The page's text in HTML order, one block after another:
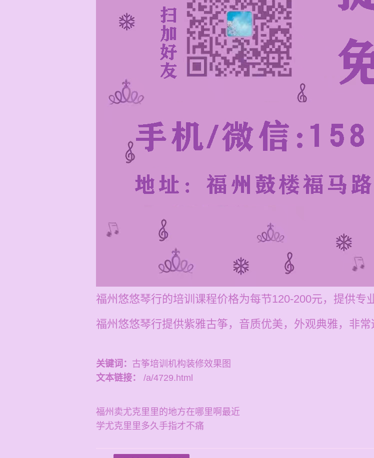
福州悠悠琴行的培训课程价格为每节120-200元，提供专
福州悠悠琴行提供紫雅古筝，音质优美，外观典雅，非常
关键词： 古筝培训机构装修效果图
文本链接：
/a/4729.html
福州卖尤克里里的地方在哪里啊最近
学尤克里里多久手指才不痛